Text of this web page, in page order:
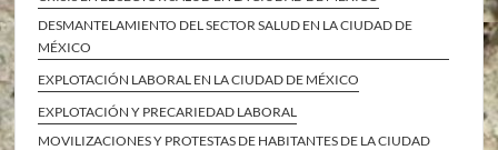
DESMANTELAMIENTO DEL SECTOR SALUD EN LA CIUDAD DE
MÉXICO
EXPLOTACIÓN LABORAL EN LA CIUDAD DE MÉXICO
EXPLOTACIÓN Y PRECARIEDAD LABORAL
MOVILIZACIONES Y PROTESTAS DE HABITANTES DE LA CIUDAD